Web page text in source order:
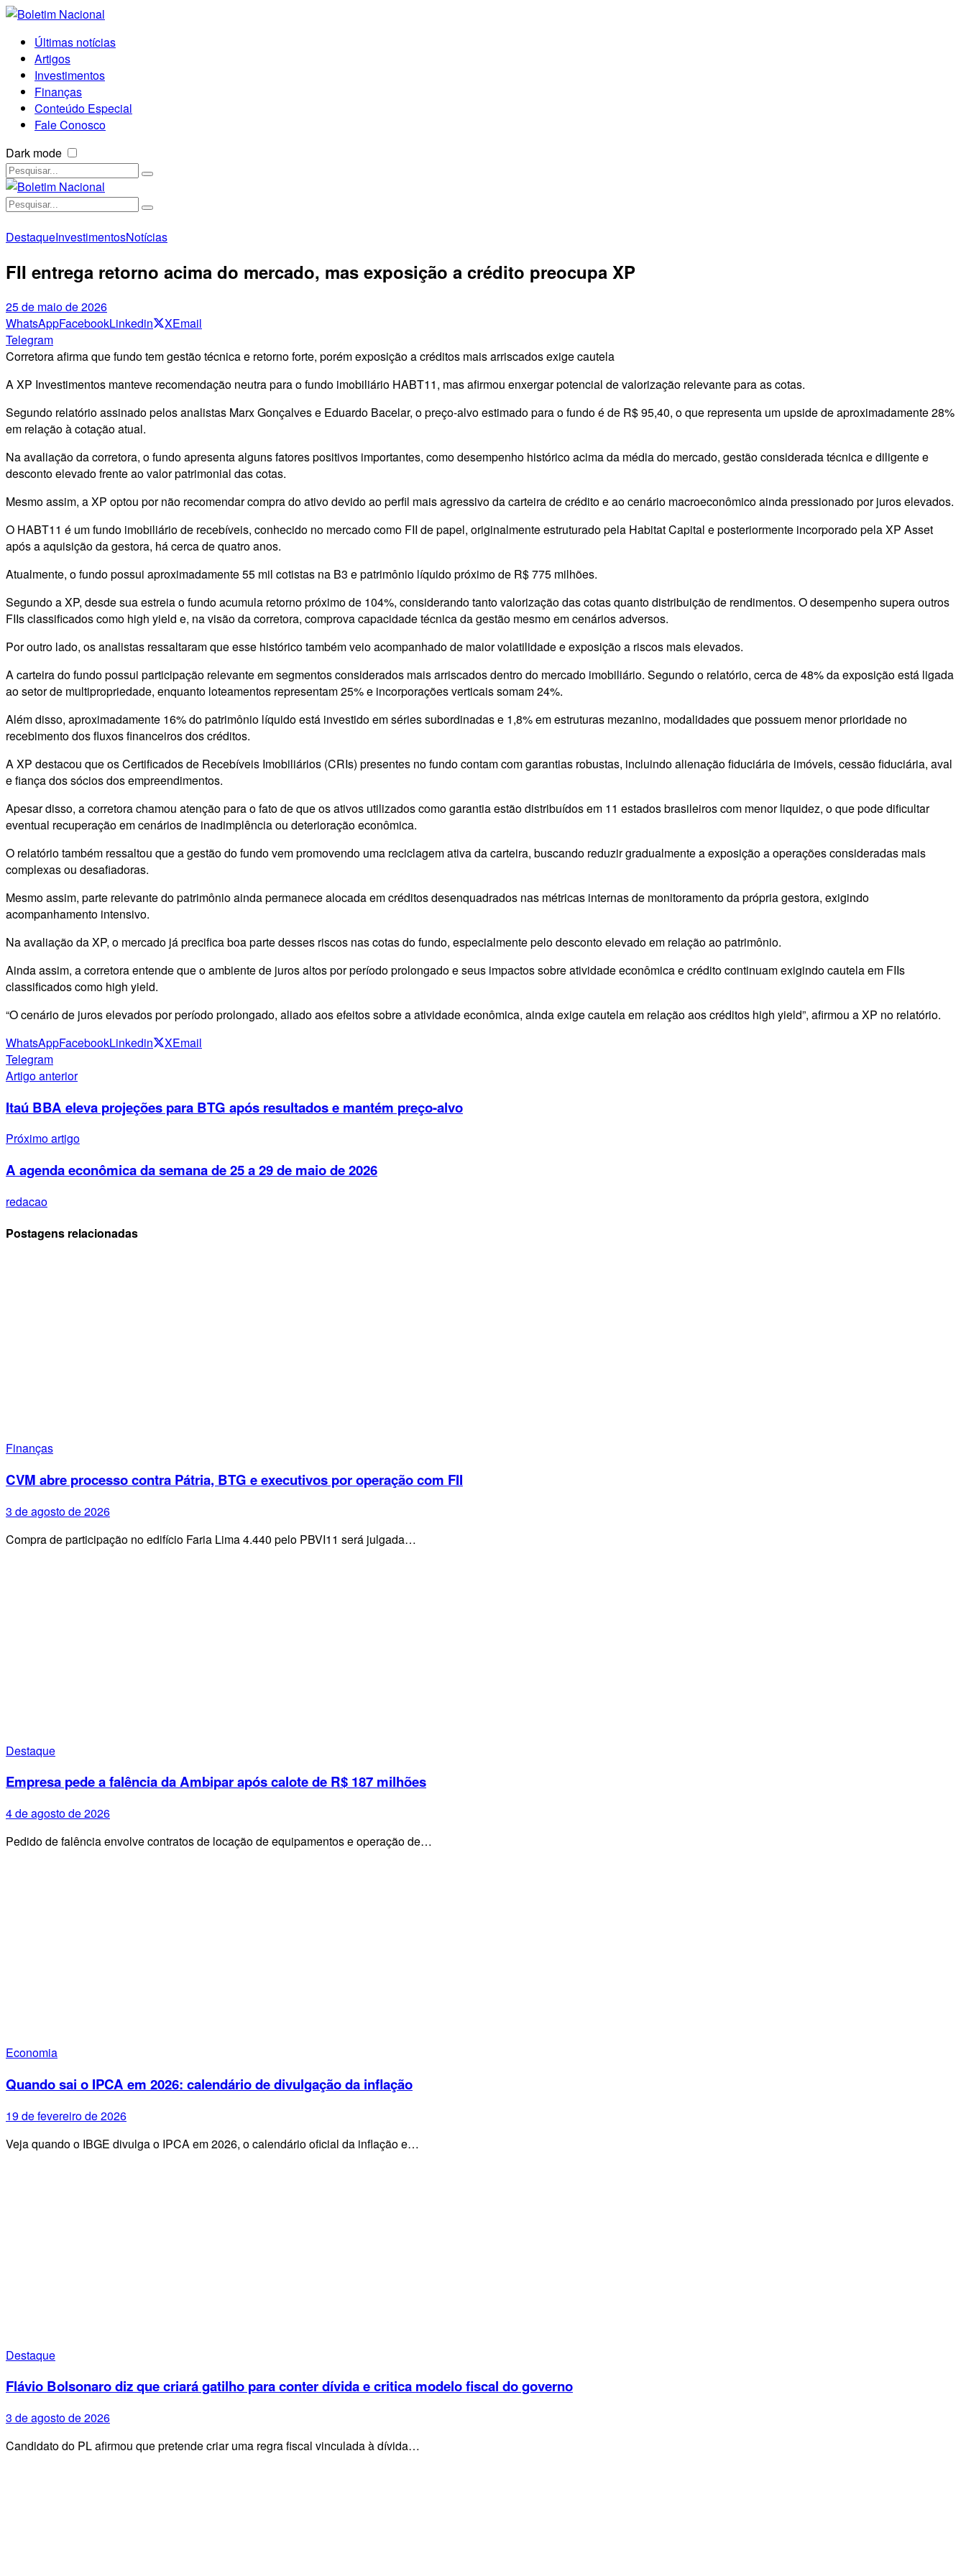
Últimas notícias
Artigos
Investimentos
Finanças
Conteúdo Especial
Fale Conosco
Dark mode
DestaqueInvestimentosNotícias
FII entrega retorno acima do mercado, mas exposição a crédito preocupa XP
25 de maio de 2026
WhatsAppFacebookLinkedin XEmail
Telegram
Corretora afirma que fundo tem gestão técnica e retorno forte, porém exposição a créditos mais arriscados exige cautela
A XP Investimentos manteve recomendação neutra para o fundo imobiliário HABT11, mas afirmou enxergar potencial de valorização relevante para as cotas.
Segundo relatório assinado pelos analistas Marx Gonçalves e Eduardo Bacelar, o preço-alvo estimado para o fundo é de R$ 95,40, o que representa um upside de aproximadamente 28%
em relação à cotação atual.
Na avaliação da corretora, o fundo apresenta alguns fatores positivos importantes, como desempenho histórico acima da média do mercado, gestão considerada técnica e diligente e
desconto elevado frente ao valor patrimonial das cotas.
Mesmo assim, a XP optou por não recomendar compra do ativo devido ao perfil mais agressivo da carteira de crédito e ao cenário macroeconômico ainda pressionado por juros elevados.
O HABT11 é um fundo imobiliário de recebíveis, conhecido no mercado como FII de papel, originalmente estruturado pela Habitat Capital e posteriormente incorporado pela XP Asset
após a aquisição da gestora, há cerca de quatro anos.
Atualmente, o fundo possui aproximadamente 55 mil cotistas na B3 e patrimônio líquido próximo de R$ 775 milhões.
Segundo a XP, desde sua estreia o fundo acumula retorno próximo de 104%, considerando tanto valorização das cotas quanto distribuição de rendimentos. O desempenho supera outros
FIIs classificados como high yield e, na visão da corretora, comprova capacidade técnica da gestão mesmo em cenários adversos.
Por outro lado, os analistas ressaltaram que esse histórico também veio acompanhado de maior volatilidade e exposição a riscos mais elevados.
A carteira do fundo possui participação relevante em segmentos considerados mais arriscados dentro do mercado imobiliário. Segundo o relatório, cerca de 48% da exposição está ligada
ao setor de multipropriedade, enquanto loteamentos representam 25% e incorporações verticais somam 24%.
Além disso, aproximadamente 16% do patrimônio líquido está investido em séries subordinadas e 1,8% em estruturas mezanino, modalidades que possuem menor prioridade no
recebimento dos fluxos financeiros dos créditos.
A XP destacou que os Certificados de Recebíveis Imobiliários (CRIs) presentes no fundo contam com garantias robustas, incluindo alienação fiduciária de imóveis, cessão fiduciária, aval
e fiança dos sócios dos empreendimentos.
Apesar disso, a corretora chamou atenção para o fato de que os ativos utilizados como garantia estão distribuídos em 11 estados brasileiros com menor liquidez, o que pode dificultar
eventual recuperação em cenários de inadimplência ou deterioração econômica.
O relatório também ressaltou que a gestão do fundo vem promovendo uma reciclagem ativa da carteira, buscando reduzir gradualmente a exposição a operações consideradas mais
complexas ou desafiadoras.
Mesmo assim, parte relevante do patrimônio ainda permanece alocada em créditos desenquadrados nas métricas internas de monitoramento da própria gestora, exigindo
acompanhamento intensivo.
Na avaliação da XP, o mercado já precifica boa parte desses riscos nas cotas do fundo, especialmente pelo desconto elevado em relação ao patrimônio.
Ainda assim, a corretora entende que o ambiente de juros altos por período prolongado e seus impactos sobre atividade econômica e crédito continuam exigindo cautela em FIIs
classificados como high yield.
“O cenário de juros elevados por período prolongado, aliado aos efeitos sobre a atividade econômica, ainda exige cautela em relação aos créditos high yield”, afirmou a XP no relatório.
WhatsAppFacebookLinkedin XEmail
Telegram
Artigo anterior
Itaú BBA eleva projeções para BTG após resultados e mantém preço-alvo
Próximo artigo
A agenda econômica da semana de 25 a 29 de maio de 2026
redacao
Postagens relacionadas
Finanças
CVM abre processo contra Pátria, BTG e executivos por operação com FII
3 de agosto de 2026
Compra de participação no edifício Faria Lima 4.440 pelo PBVI11 será julgada…
Destaque
Empresa pede a falência da Ambipar após calote de R$ 187 milhões
4 de agosto de 2026
Pedido de falência envolve contratos de locação de equipamentos e operação de…
Economia
Quando sai o IPCA em 2026: calendário de divulgação da inflação
19 de fevereiro de 2026
Veja quando o IBGE divulga o IPCA em 2026, o calendário oficial da inflação e…
Destaque
Flávio Bolsonaro diz que criará gatilho para conter dívida e critica modelo fiscal do governo
3 de agosto de 2026
Candidato do PL afirmou que pretende criar uma regra fiscal vinculada à dívida…